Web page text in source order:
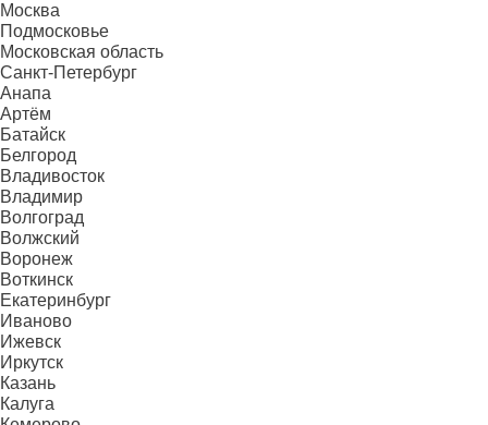
Москва
Подмосковье
Московская область
Санкт-Петербург
Анапа
Артём
Батайск
Белгород
Владивосток
Владимир
Волгоград
Волжский
Воронеж
Воткинск
Екатеринбург
Иваново
Ижевск
Иркутск
Казань
Калуга